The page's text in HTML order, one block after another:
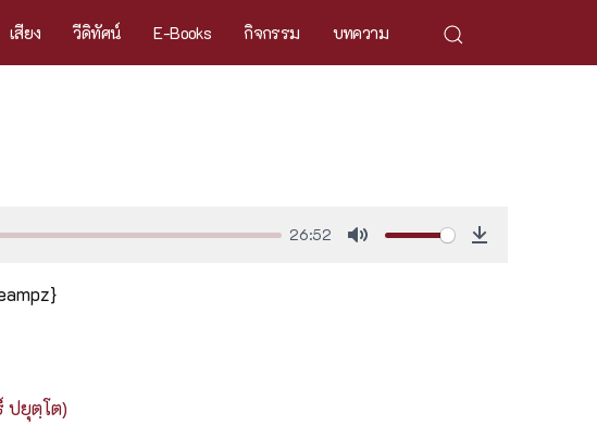
เสียง วีดิทัศน์ E-Books กิจกรรม บทความ
26:52
ปยุตฺโต)